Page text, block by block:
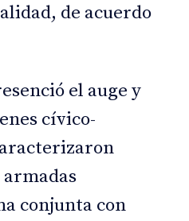
de acuerdo
el auge y
cívico-
conjunta con